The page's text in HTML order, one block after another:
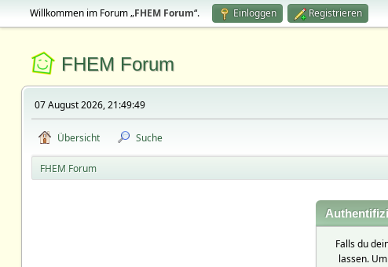
Willkommen im Forum „FHEM Forum“. Einloggen Registrieren
FHEM Forum
07 August 2026, 21:49:49
Übersicht Suche
FHEM Forum
Falls du
lassen.